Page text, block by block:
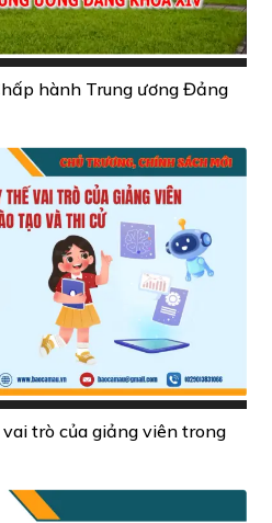
hành Trung ương Đảng
trò của giảng viên trong